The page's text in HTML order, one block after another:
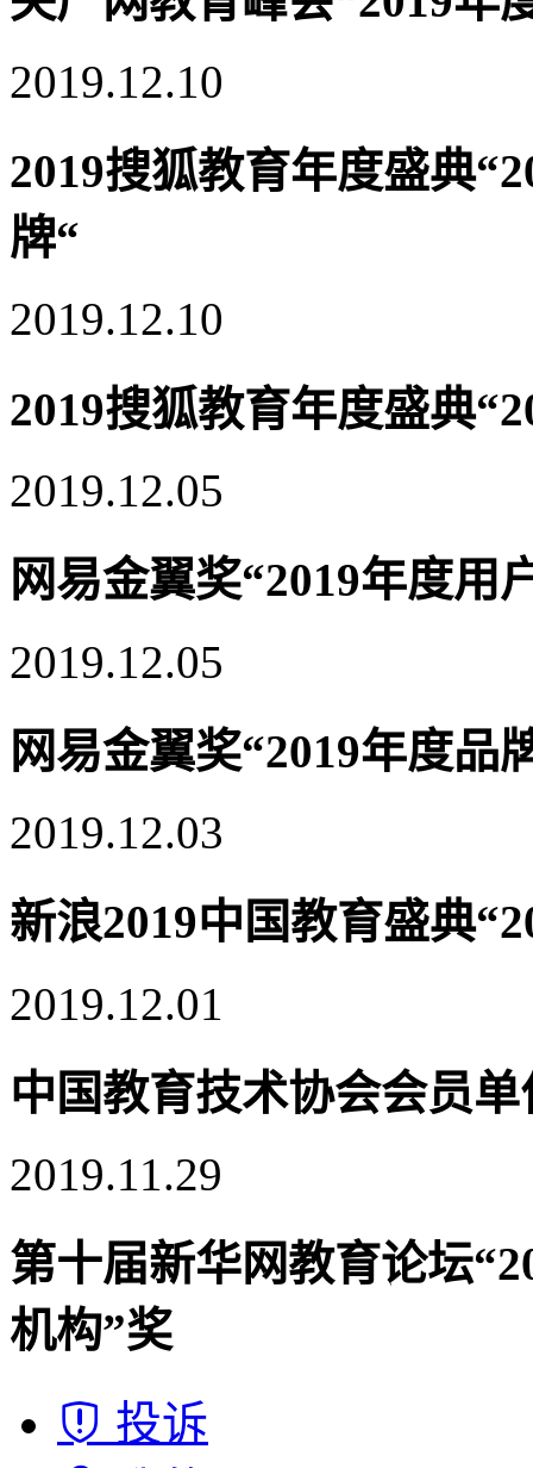
2019.12.10
2019搜狐教育年度盛典
牌“
2019.12.10
2019搜狐教育年度盛典
2019.12.05
网易金翼奖“2019年度用
2019.12.05
网易金翼奖“2019年度品
2019.12.03
新浪2019中国教育盛典
2019.12.01
中国教育技术协会会员单
2019.11.29
第十届新华网教育论坛
机构”奖
投诉